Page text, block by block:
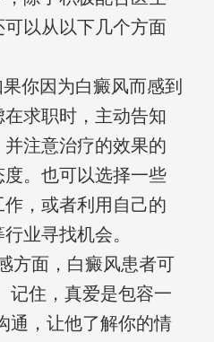
以从以下几个方面
你因为白癜风而感到
求职时，主动告知
注意治疗的效果的
。也可以选择一些
，或者利用自己的
业寻找机会。
方面，白癜风患者可
记住，真爱是包容一
通，让他了解你的情